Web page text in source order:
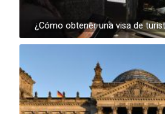
¿Cómo obtener una visa de